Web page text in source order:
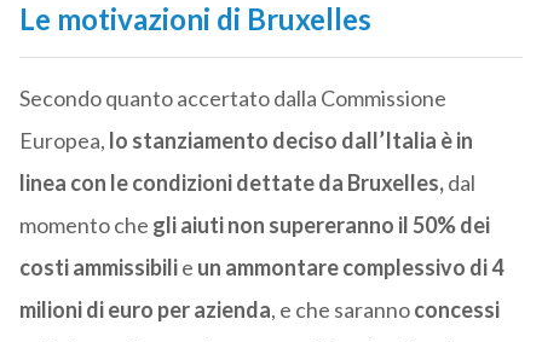
Le motivazioni di Bruxelles
Secondo quanto accertato dalla Commissione
Europea, lo stanziamento deciso dall’Italia è in
linea con le condizioni dettate da Bruxelles,dal
momento che gli aiuti non supereranno il 50% dei
costi ammissibilie un ammontare complessivo di 4
milioni di euro per azienda, e che sarannoconcessi